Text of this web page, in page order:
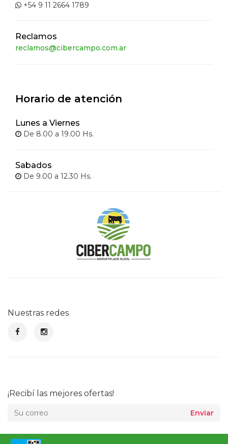
+54 9 11 2664 1789
Reclamos
reclamos@cibercampo.com.ar
Horario de atención
Lunes a Viernes
De 8.00 a 19.00 Hs.
Sabados
De 9.00 a 12.30 Hs.
Nuestras redes
¡Recibí las mejores ofertas!
Enviar